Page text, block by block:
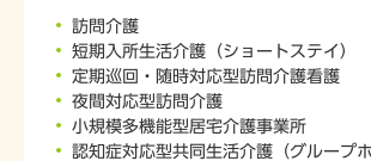
訪問介護
短期入所生活介護（ショートステイ）
定期巡回・随時対応型訪問介護看護
夜間対応型訪問介護
小規模多機能型居宅介護事業所
認知症対応型共同生活介護（グループホ